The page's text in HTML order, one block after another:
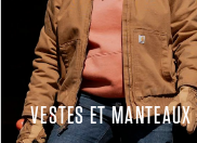
VESTES ET MANTEAUX